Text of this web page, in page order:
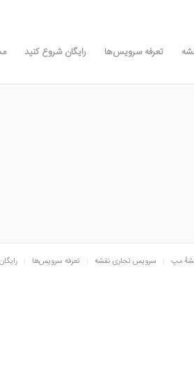
تعرفه سرویس‌ها رایگان شروع کنید
مپ سرویس تجاری نقشه تعرفه سرویس‌ها